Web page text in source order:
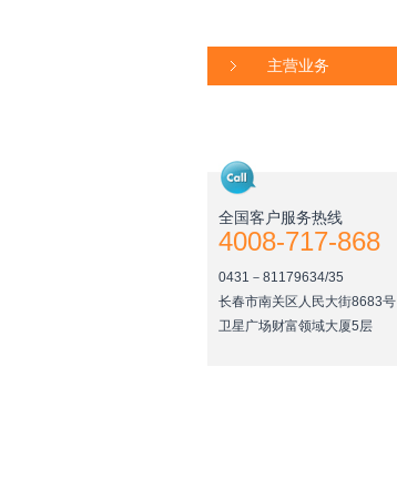
主营业务
全国客户服务热线
4008-717-868
0431－81179634/35
长春市南关区人民大街8683号
卫星广场财富领域大厦5层